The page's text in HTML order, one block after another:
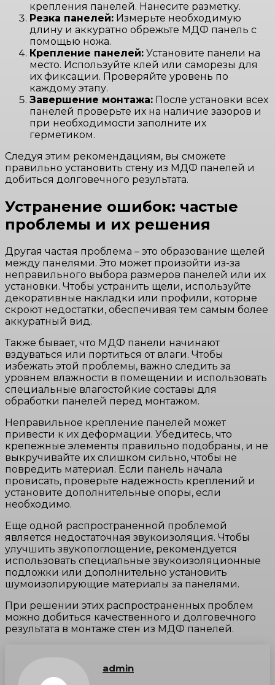
крепления панелей. Нанесите разметку.
Резка панелей: Измерьте необходимую
длину и аккуратно обрежьте МДФ панель с
помощью ножа.
Крепление панелей: Установите панели на
место. Используйте клей или саморезы для
их фиксации. Проверяйте уровень по
каждому этапу.
Завершение монтажа: После установки всех
панелей проверьте их на наличие зазоров и
при необходимости заполните их
герметиком.
Следуя этим рекомендациям, вы сможете
правильно установить стену из МДФ панелей и
добиться долговечного результата.
Устранение ошибок: частые
проблемы и их решения
Другая частая проблема – это образование щелей
между панелями. Это может произойти из-за
неправильного выбора размеров панелей или их
установки. Чтобы устранить щели, используйте
декоративные накладки или профили, которые
скроют недостатки, обеспечивая тем самым более
аккуратный вид.
Также бывает, что МДФ панели начинают
вздуваться или портиться от влаги. Чтобы
избежать этой проблемы, важно следить за
уровнем влажности в помещении и использовать
специальные влагостойкие составы для
обработки панелей перед монтажом.
Неправильное крепление панелей может
привести к их деформации. Убедитесь, что
крепежные элементы правильно подобраны, и не
выкручивайте их слишком сильно, чтобы не
повредить материал. Если панель начала
провисать, проверьте надежность креплений и
установите дополнительные опоры, если
необходимо.
Еще одной распространенной проблемой
является недостаточная звукоизоляция. Чтобы
улучшить звукопоглощение, рекомендуется
использовать специальные звукоизоляционные
подложки или дополнительно установить
шумоизолирующие материалы за панелями.
При решении этих распространенных проблем
можно добиться качественного и долговечного
результата в монтаже стен из МДФ панелей.
admin